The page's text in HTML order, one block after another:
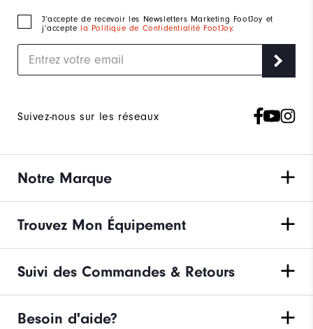
J‘accepte de recevoir les Newsletters Marketing FootJoy et
j’accepte
la Politique de Confidentialité FootJoy.
Suivez-nous sur les réseaux
Notre Marque
Trouvez Mon Équipement
Suivi des Commandes & Retours
Besoin d'aide?